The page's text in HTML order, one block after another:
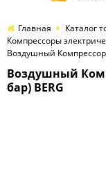
Главная Каталог
Компрессоры
Воздушный
Воздушный
бар) BERG